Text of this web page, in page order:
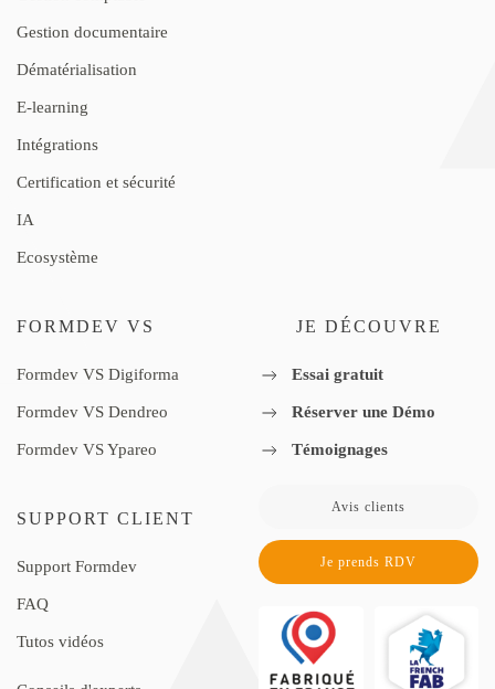
Gestion documentaire
Dématérialisation
E-learning
Intégrations
Certification et sécurité
IA
Ecosystème
FORMDEV VS
Formdev VS Digiforma
Formdev VS Dendreo
Formdev VS Ypareo
SUPPORT CLIENT
Support Formdev
FAQ
Tutos vidéos
JE DÉCOUVRE
Essai gratuit
Réserver une Démo
Témoignages
Avis clients
Je prends RDV